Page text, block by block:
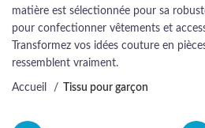
matière est sélectionnée pour sa
pour confectionner vêtements et
Transformez vos idées couture en
ressemblent vraiment.
Accueil Tissu pour garçon